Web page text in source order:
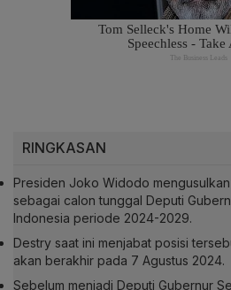
RINGKASAN
Presiden Joko Widodo
sebagai calon tunggal Deputi
Indonesia periode 2024-2029.
Destry saat ini menjabat posisi
akan berakhir pada 7 Agustus 2024.
Sebelum menjadi Deputi Gubernur